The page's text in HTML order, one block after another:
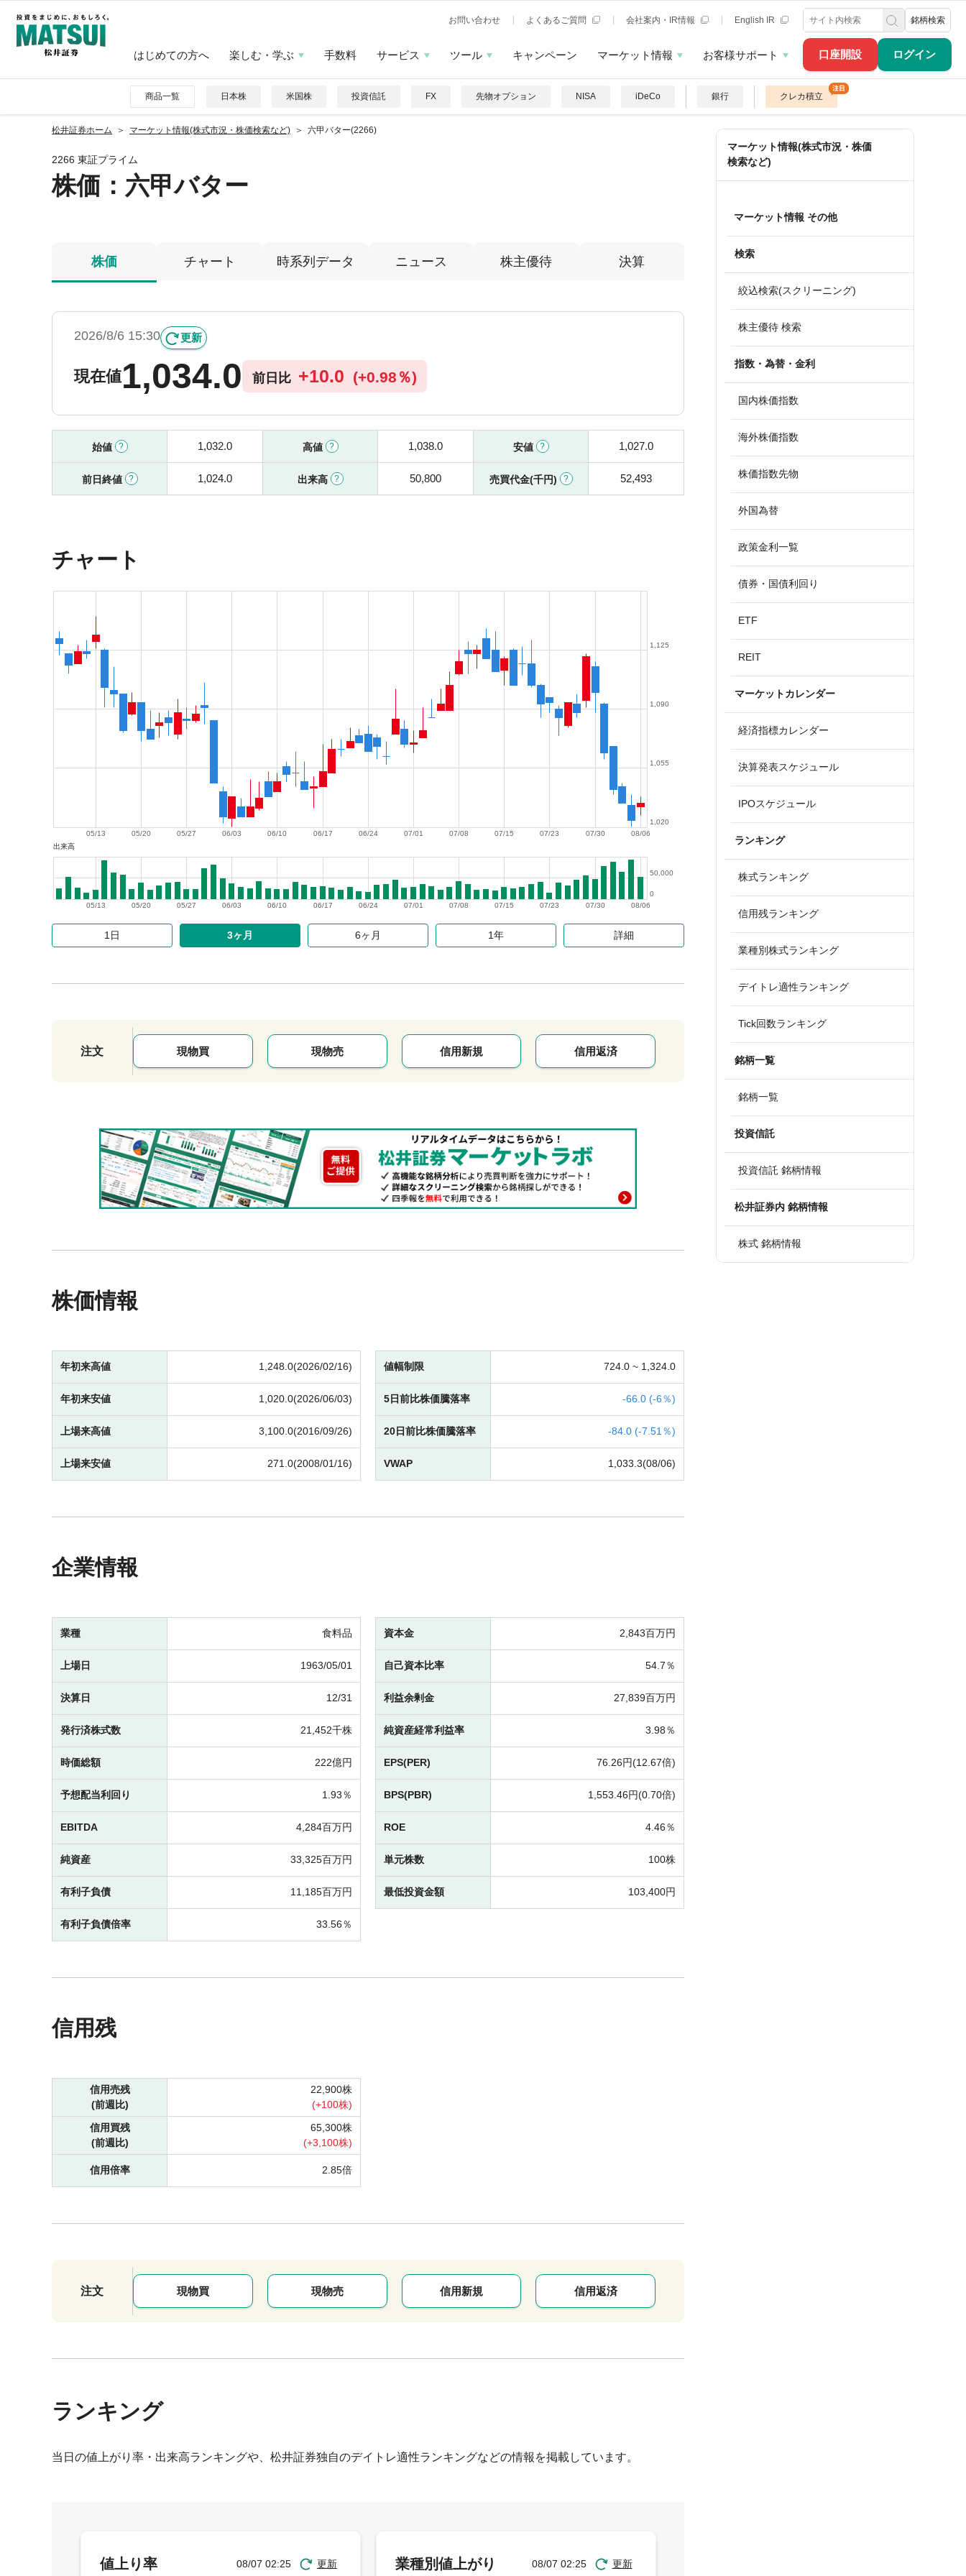
口座開設 ログイン
お問い合わせ よくあるご質問 会社案内・IR情報 English IR 銘柄検索
はじめての方へ 楽しむ・学ぶ 手数料 サービス ツール キャンペーン マーケット情報 お客様サポート
商品一覧 日本株 米国株 投資信託 FX 先物オプション NISA iDeCo 銀行 クレカ積立
松井証券ホーム マーケット情報(株式市況・株価検索など) 六甲バター(2266)
2266 東証プライム
株価 ：六甲バター
株価 チャート 時系列データ ニュース 株主優待 決算
2026/8/6 15:30 更新
現在値1,034.0 前日比 +10.0 (+0.98％)
始値 1,032.0 高値 1,038.0 安値 1,027.0
前日終値 1,024.0 出来高 50,800 売買代金(千円) 52,493
チャート
08/06
07/30
07/23
07/15
07/08
07/01
06/24
06/17
06/10
06/03
05/27
05/20
05/13
1,020
1,055
1,090
1,125
出来高
08/06
07/30
07/23
07/15
07/08
07/01
06/24
06/17
06/10
06/03
05/27
05/20
05/13
0
50,000
1日 3ヶ月 6ヶ月 1年 詳細
注文 現物買 現物売 信用新規 信用返済
株価情報
年初来高値 1,248.0(2026/02/16)
年初来安値 1,020.0(2026/06/03)
上場来高値 3,100.0(2016/09/26)
上場来安値 271.0(2008/01/16)
値幅制限 724.0 ~ 1,324.0
5日前比株価騰落率 -66.0 (-6％)
20日前比株価騰落率 -84.0 (-7.51％)
VWAP 1,033.3(08/06)
企業情報
業種 食料品
上場日 1963/05/01
決算日 12/31
発行済株式数 21,452千株
時価総額 222億円
予想配当利回り 1.93％
EBITDA 4,284百万円
純資産 33,325百万円
有利子負債 11,185百万円
有利子負債倍率 33.56％
資本金 2,843百万円
自己資本比率 54.7％
利益余剰金 27,839百万円
純資産経常利益率 3.98％
EPS(PER) 76.26円(12.67倍)
BPS(PBR) 1,553.46円(0.70倍)
ROE 4.46％
単元株数 100株
最低投資金額 103,400円
信用残
信用売残
(前週比)
22,900株
(+100株)
信用買残
(前週比)
65,300株
(+3,100株)
信用倍率 2.85倍
注文 現物買 現物売 信用新規 信用返済
ランキング
当日の値上がり率・出来高ランキングや、松井証券独自のデイトレ適性ランキングなどの情報を掲載しています。
マーケット情報(株式市況・株価
検索など)
マーケット情報 その他
検索
絞込検索(スクリーニング)
株主優待 検索
指数・為替・金利
国内株価指数
海外株価指数
株価指数先物
外国為替
政策金利一覧
債券・国債利回り
ETF
REIT
マーケットカレンダー
経済指標カレンダー
決算発表スケジュール
IPOスケジュール
ランキング
株式ランキング
信用残ランキング
業種別株式ランキング
デイトレ適性ランキング
Tick回数ランキング
銘柄一覧
銘柄一覧
投資信託
投資信託 銘柄情報
松井証券内 銘柄情報
株式 銘柄情報